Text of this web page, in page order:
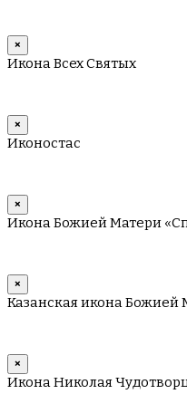
×
Икона Всех Святых
×
Иконостас
×
Икона Божией Матери
×
Казанская икона Божией
×
Икона Николая